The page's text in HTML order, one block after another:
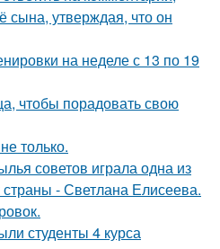
сына, утверждая, что он
на неделе с 13 по 19
чтобы порадовать свою
только.
советов играла одна из
- Светлана Елисеева.
студенты 4 курса